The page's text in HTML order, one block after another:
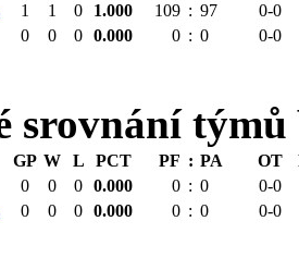
1 1 0 1.000 109 : 97
0-0
0 0 0 0.000 0 : 0 0-0
srovnání
GP W L PCT PF : PA OT
0 0 0 0.000 0 : 0
0-0
0 0 0 0.000 0 : 0 0-0